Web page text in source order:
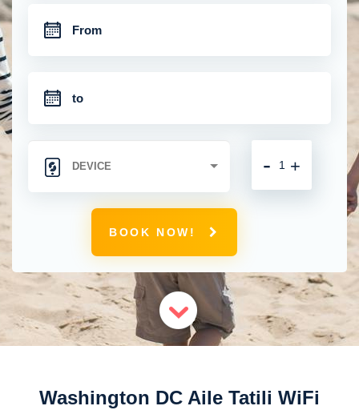
+
-
BOOK NOW!
Washington DC Aile Tatili WiFi